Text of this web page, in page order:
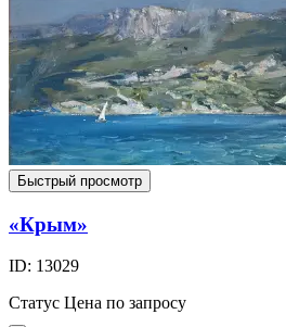
Быстрый просмотр
«Крым»
ID: 13029
Статус Цена по запросу